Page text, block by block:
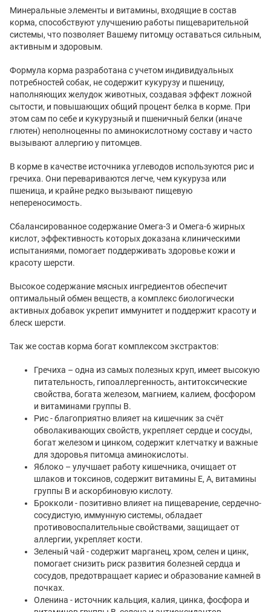
Минеральные элементы и витамины, входящие в состав
корма, способствуют улучшению работы пищеварительной
системы, что позволяет Вашему питомцу оставаться сильным,
активным и здоровым.
Формула корма разработана с учетом индивидуальных
потребностей собак, не содержит кукурузу и пшеницу,
наполняющих желудок животных, создавая эффект ложной
сытости, и повышающих общий процент белка в корме. При
этом сам по себе и кукурузный и пшеничный белки (иначе
глютен) неполноценны по аминокислотному составу и часто
вызывают аллергию у питомцев.
В корме в качестве источника углеводов используются рис и
гречиха. Они перевариваются легче, чем кукуруза или
пшеница, и крайне редко вызывают пищевую
непереносимость.
Сбалансированное содержание Омега-3 и Омега-6 жирных
кислот, эффективность которых доказана клиническими
испытаниями, помогает поддерживать здоровье кожи и
красоту шерсти.
Высокое содержание мясных ингредиентов обеспечит
оптимальный обмен веществ, а комплекс биологически
активных добавок укрепит иммунитет и поддержит красоту и
блеск шерсти.
Так же состав корма богат комплексом экстрактов:
Гречиха – одна из самых полезных круп, имеет высокую
питательность, гипоаллергенность, антитоксические
свойства, богата железом, магнием, калием, фосфором
и витаминами группы В.
Рис - благоприятно влияет на кишечник за счёт
обволакивающих свойств, укрепляет сердце и сосуды,
богат железом и цинком, содержит клетчатку и важные
для здоровья питомца аминокислоты.
Яблоко – улучшает работу кишечника, очищает от
шлаков и токсинов, содержит витамины Е, А, витамины
группы В и аскорбиновую кислоту.
Брокколи - позитивно влияет на пищеварение, сердечно-
сосудистую, иммунную системы, обладает
противовоспалительные свойствами, защищает от
аллергии, укрепляет кости.
Зеленый чай - содержит марганец, хром, селен и цинк,
помогает снизить риск развития болезней сердца и
сосудов, предотвращает кариес и образование камней в
почках.
Оленина - источник кальция, калия, цинка, фосфора и